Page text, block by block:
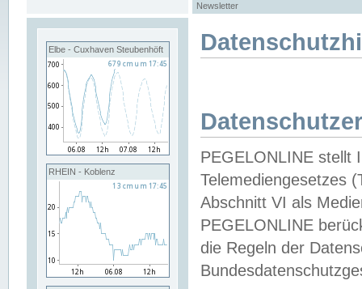
Newsletter
Elbe - Cuxhaven Steubenhöft
RHEIN - Koblenz
PEGELONLINE stellt
Telemediengesetzes
Abschnitt VI als
PEGELONLINE
die Regeln der